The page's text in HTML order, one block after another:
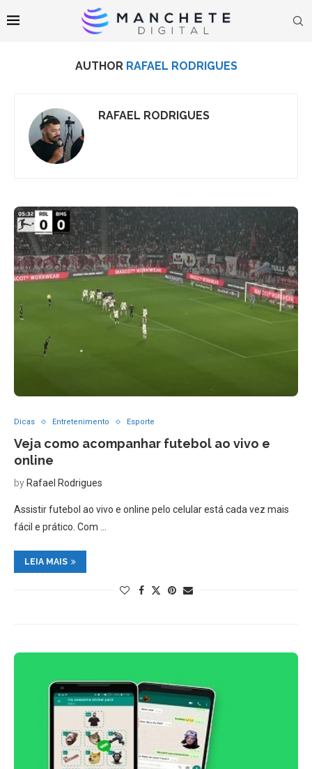
AUTHOR RAFAEL RODRIGUES
RAFAEL RODRIGUES
Dicas Entretenimento Esporte
Veja como acompanhar futebol ao vivo e
online
by Rafael Rodrigues
Assistir futebol ao vivo e online pelo celular está cada vez mais
fácil e prático. Com …
LEIA MAIS